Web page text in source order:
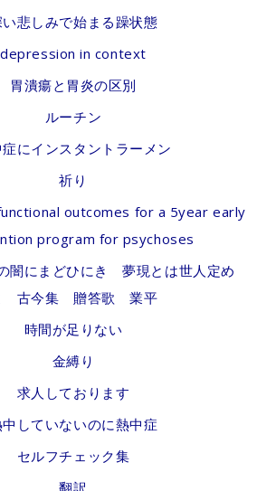
い悲しみで始まる躁状態
depression in context
胃潰瘍と胃炎の区別
ルーチン
にインスタントラーメン
祈り
outcomes for a 5year early
program for psychoses
闇にまどひにき 夢現とは世人定め
古今集 贈答歌 業平
時間が足りない
金縛り
求人しております
中していないのに熱中症
セルフチェック集
翻訳